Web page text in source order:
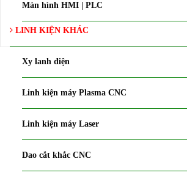
Màn hình HMI | PLC
LINH KIỆN KHÁC
Xy lanh điện
Linh kiện máy Plasma CNC
Linh kiện máy Laser
Dao cắt khắc CNC